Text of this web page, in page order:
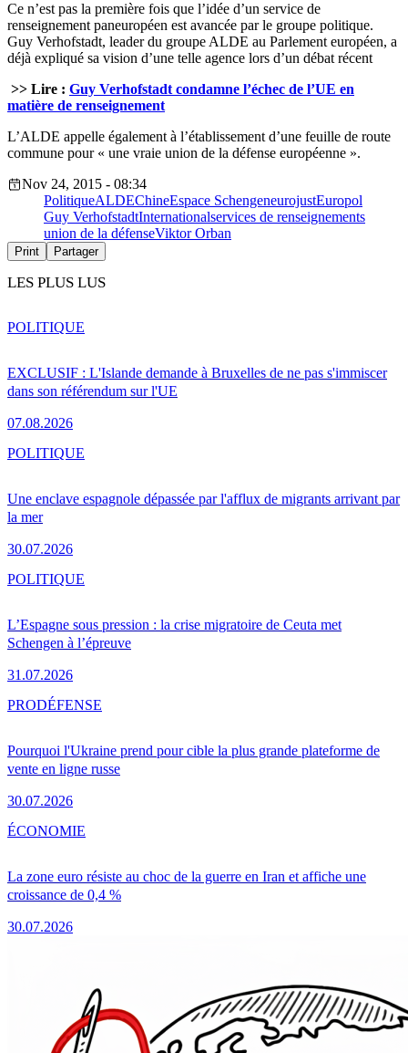
Ce n’est pas la première fois que l’idée d’un service de
renseignement paneuropéen est avancée par le groupe politique.
Guy Verhofstadt, leader du groupe ALDE au Parlement européen, a
déjà expliqué sa vision d’une telle agence lors d’un débat récent
>> Lire : Guy Verhofstadt condamne l’échec de l’UE en
matière de renseignement
L’ALDE appelle également à l’établissement d’une feuille de route
commune pour « une vraie union de la défense européenne ».
Nov 24, 2015 - 08:34
PolitiqueALDEChineEspace SchengeneurojustEuropol
Guy VerhofstadtInternationalservices de renseignements
union de la défenseViktor Orban
Print Partager
LES PLUS LUS
EXCLUSIF : L'Islande demande à Bruxelles de ne pas s'immiscer
dans son référendum sur l'UE
07.08.2026
POLITIQUE
Une enclave espagnole dépassée par l'afflux de migrants arrivant par
la mer
30.07.2026
POLITIQUE
L’Espagne sous pression : la crise migratoire de Ceuta met
Schengen à l’épreuve
31.07.2026
POLITIQUE
Pourquoi l'Ukraine prend pour cible la plus grande plateforme de
vente en ligne russe
30.07.2026
PRODÉFENSE
La zone euro résiste au choc de la guerre en Iran et affiche une
croissance de 0,4 %
30.07.2026
ÉCONOMIE